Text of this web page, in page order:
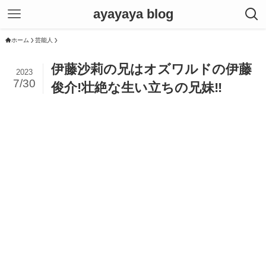
ayayaya blog
ホーム 芸能人
伊藤沙莉の兄はオズワルドの伊藤
俊介!壮絶な生い立ちの兄妹‼
2023
7/30